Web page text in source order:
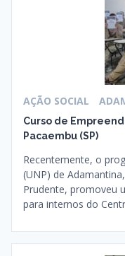
AÇÃO SOCIAL
Curso de
Pacaembu (SP)
Recentemente, o
(UNP) de
Prudente, promoveu
para internos do